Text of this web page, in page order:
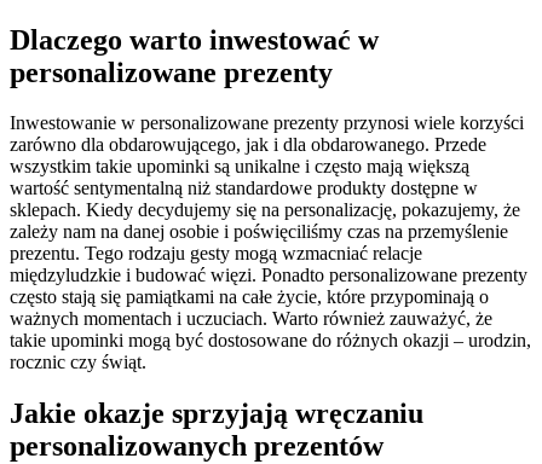
Dlaczego warto inwestować w
personalizowane prezenty
Inwestowanie w personalizowane prezenty przynosi wiele korzyści
zarówno dla obdarowującego, jak i dla obdarowanego. Przede
wszystkim takie upominki są unikalne i często mają większą
wartość sentymentalną niż standardowe produkty dostępne w
sklepach. Kiedy decydujemy się na personalizację, pokazujemy, że
zależy nam na danej osobie i poświęciliśmy czas na przemyślenie
prezentu. Tego rodzaju gesty mogą wzmacniać relacje
międzyludzkie i budować więzi. Ponadto personalizowane prezenty
często stają się pamiątkami na całe życie, które przypominają o
ważnych momentach i uczuciach. Warto również zauważyć, że
takie upominki mogą być dostosowane do różnych okazji – urodzin,
rocznic czy świąt.
Jakie okazje sprzyjają wręczaniu
personalizowanych prezentów